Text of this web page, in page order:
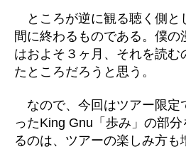
ところが逆に観る聴く側と
間に終わるものである。僕の
はおよそ３ヶ月、それを読む
たところだろうと思う。
なので、今回はツアー限定
ったKing Gnu「歩み」の部
るのは、ツアーの楽しみ方も